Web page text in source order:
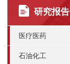
研究报告
医疗医药
石油化工